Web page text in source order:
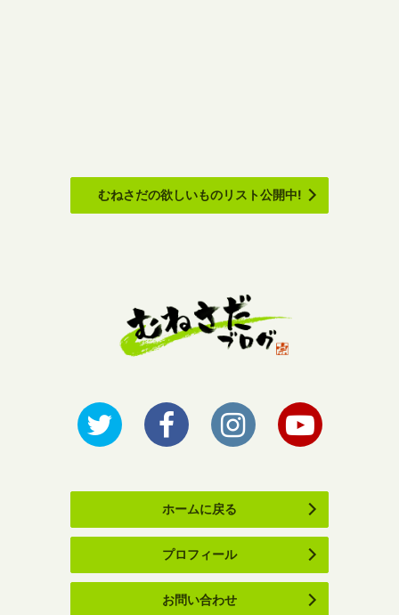
むねさだの欲しいものリスト公開中!
ホームに戻る
プロフィール
お問い合わせ